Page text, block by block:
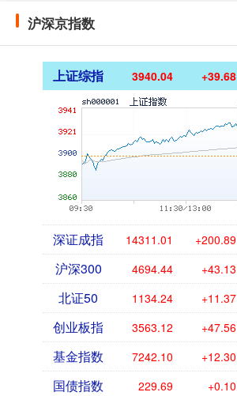
沪深京指数
上证综指 3940.04 +39.68
深证成指 14311.01 +200.89
沪深300 4694.44 +43.13
北证50 1134.24 +11.37
创业板指 3563.12 +47.56
基金指数 7242.10 +12.30
国债指数 229.69 +0.10